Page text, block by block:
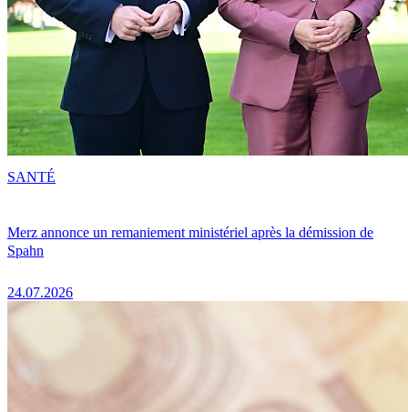
Merz annonce un remaniement ministériel après la démission de
Spahn
24.07.2026
SANTÉ